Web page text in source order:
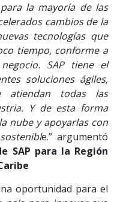
la mayoría de las
cambios de la
tecnologías que
tiempo, conforme a
SAP tiene el
soluciones ágiles,
atiendan todas las
Y de esta forma
nube y apoyarlas con
e.” argumentó
SAP para la Región
oportunidad para el